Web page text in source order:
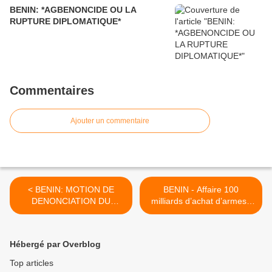
BENIN: *AGBENONCIDE OU LA
RUPTURE DIPLOMATIQUE*
Commentaires
Ajouter un commentaire
< BENIN: MOTION DE
DENONCIATION DU
HARCELEMENT DU
BENIN - Affaire 100
milliards d’achat d’armes :
Les explications de Kogui
Hébergé par Overblog
Top articles